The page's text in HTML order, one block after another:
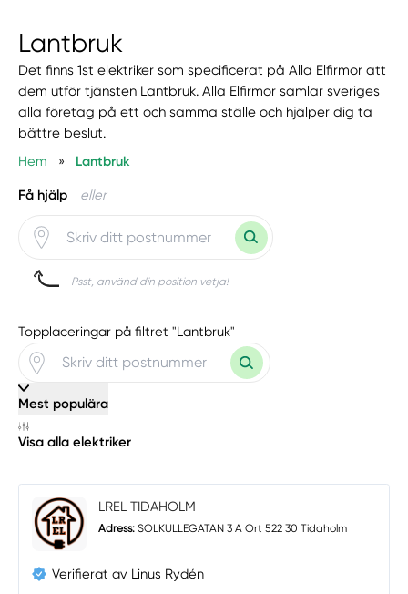
Lantbruk
Det finns 1st elektriker som specificerat på Alla Elfirmor att
dem utför tjänsten Lantbruk. Alla Elfirmor samlar sveriges
alla företag på ett och samma ställe och hjälper dig ta
bättre beslut.
Hem
» Lantbruk
Få hjälp eller
Psst, använd din position vetja!
Topplaceringar på filtret "Lantbruk"
Mest populära
Visa alla elektriker
LREL TIDAHOLM
Adress: SOLKULLEGATAN 3 A Ort 522 30 Tidaholm
Verifierat av Linus Rydén